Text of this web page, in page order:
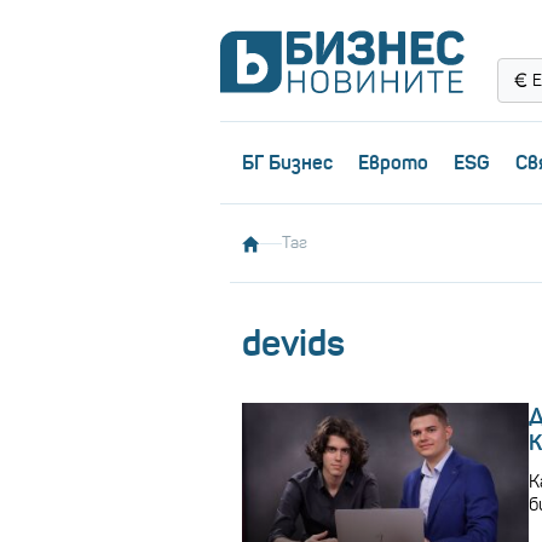
БГ Бизнес Еврото ESG
Таг
devids